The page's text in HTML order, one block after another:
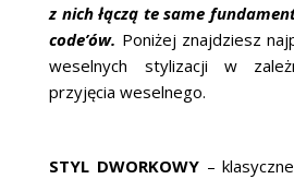
z nich łączą te same
code’ów. Poniżej znajdziesz
weselnych stylizacji w
przyjęcia weselnego.
STYL DWORKOWY –